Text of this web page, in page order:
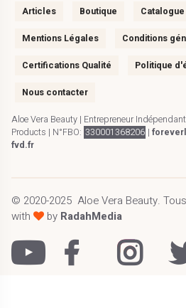
Articles Boutique
Mentions Légales Conditions
Certifications Qualité Politique
Nous contacter
Aloe Vera Beauty | Entrepreneur
Products | N°FBO: 330001368206 |
fvd.fr
© 2020-2025 Aloe Vera Beauty.
with
by RadahMedia